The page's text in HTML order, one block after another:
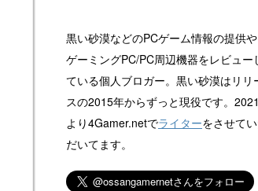
黒い砂漠などのPCゲーム情報の提供や
ゲーミングPC/PC周辺機器をレビュー
ている個人ブロガー。黒い砂漠はリリ
スの2015年からずっと現役です。
より4Gamer.netでライターをさせて
だいてます。